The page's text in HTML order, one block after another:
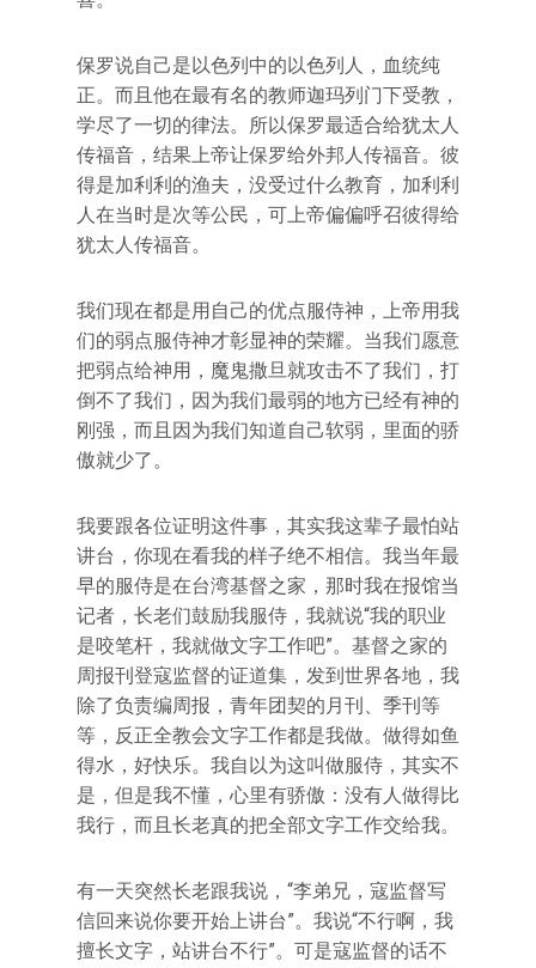
保罗说自己是以色列中的以色列人，血统纯
正。而且他在最有名的教师迦玛列门下受教，
学尽了一切的律法。所以保罗最适合给犹太人
传福音，结果上帝让保罗给外邦人传福音。彼
得是加利利的渔夫，没受过什么教育，加利利
人在当时是次等公民，可上帝偏偏呼召彼得给
犹太人传福音。
我们现在都是用自己的优点服侍神，上帝用我
们的弱点服侍神才彰显神的荣耀。当我们愿意
把弱点给神用，魔鬼撒旦就攻击不了我们，打
倒不了我们，因为我们最弱的地方已经有神的
刚强，而且因为我们知道自己软弱，里面的骄
傲就少了。
我要跟各位证明这件事，其实我这辈子最怕站
讲台，你现在看我的样子绝不相信。我当年最
早的服侍是在台湾基督之家，那时我在报馆当
记者，长老们鼓励我服侍，我就说“我的职业
是咬笔杆，我就做文字工作吧”。基督之家的
周报刊登寇监督的证道集，发到世界各地，我
除了负责编周报，青年团契的月刊、季刊等
等，反正全教会文字工作都是我做。做得如鱼
得水，好快乐。我自以为这叫做服侍，其实不
是，但是我不懂，心里有骄傲：没有人做得比
我行，而且长老真的把全部文字工作交给我。
有一天突然长老跟我说，“李弟兄，寇监督写
信回来说你要开始上讲台”。我说“不行啊，我
擅长文字，站讲台不行”。可是寇监督的话不